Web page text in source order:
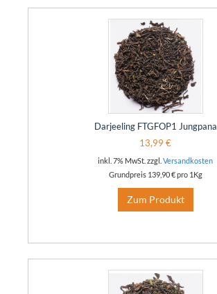
Darjeeling FTGFOP1 Jungpana
13,99 €
inkl. 7% MwSt. zzgl. Versandkosten
Grundpreis 139,90 €pro 1Kg
Zum Produkt